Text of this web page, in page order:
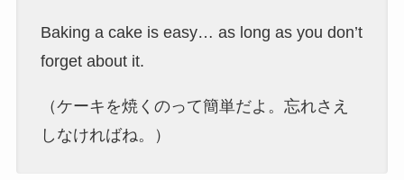
Baking a cake is easy… as long as you don’t
forget about it.
（ケーキを焼くのって簡単だよ。忘れさえ
しなければね。）